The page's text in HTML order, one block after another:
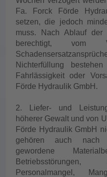
Fa. Forck Förde
setzen, die jedoch
muss. Nach Ablauf
berechtigt, vom
Nichterfüllung
Fahrlässigkeit oder
Förde Hydraulik GmbH.
2. Liefer- und
höherer Gewalt und von
Förde Hydraulik GmbH
gehören auch nach
gewordene
Betriebsstörungen,
Personalmangel,